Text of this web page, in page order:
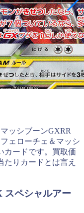
ッシブーンGXRR
ェローチェ＆マッシ
カードです。買取価
たりカードとは言え
スペシャルアー